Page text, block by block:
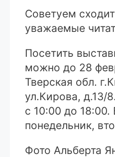
Советуем
уважаемые
Посетить
можно до 28
Тверская обл.
ул.Кирова, д.13/
с 10:00 до
понедельник,
Фото Альберта